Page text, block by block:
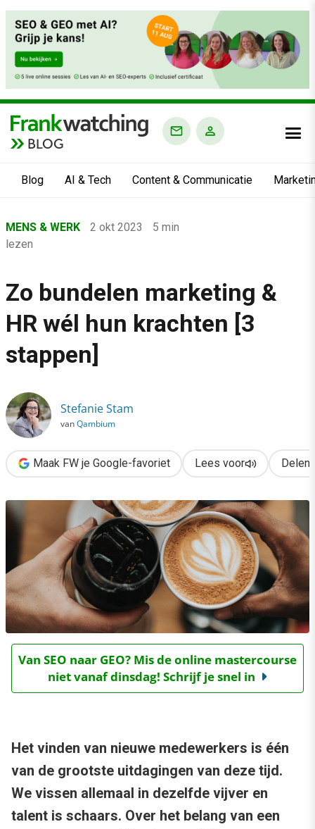
BLOG
Blog AI & Tech Content & Communicatie
›
Mens & Werk
›
Zo bundelen marketing & HR wél hun krachten [3 stappen]
MENS & WERK 2 okt 2023
5 min
lezen
Zo bundelen marketing &
HR wél hun krachten [3
stappen]
Stefanie Stam
vanQambium
Maak FW je Google-favoriet Lees voor Delen
Van SEO naar GEO? Mis de online mastercourse
niet vanaf dinsdag! Schrijf je snel in
Het vinden van nieuwe medewerkers is één
van de grootste uitdagingen van deze tijd.
We vissen allemaal in dezelfde vijver en
talent is schaars. Over het belang van een